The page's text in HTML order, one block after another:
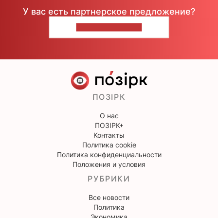
У вас есть партнерское предложение?
ПОЗІРК
О нас
ПОЗІРК+
Контакты
Политика cookie
Политика конфиденциальности
Положения и условия
РУБРИКИ
Все новости
Политика